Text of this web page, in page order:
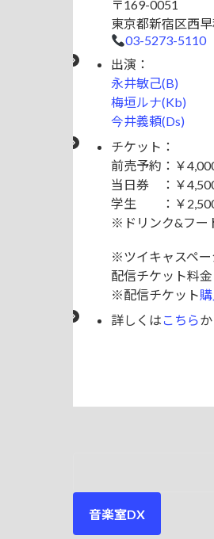
〒169-0051
東京都新宿区西
03-5273-5110
出演：
永井敏己(B)
梅垣ルナ(Kb)
今井義頼(Ds)
チケット：
前売予約：￥
当日券 ：￥
学生 ：￥
※ドリンク&フー
※ツイキャスペー
配信チケット料
※配信チケット
詳しくは こちら
音楽室DX